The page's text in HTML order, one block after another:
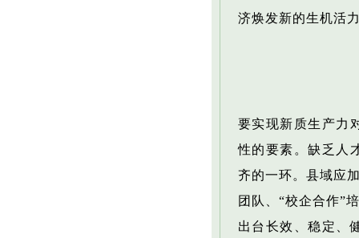
济焕发新的生机活
要实现新质生产力
性的要素。缺乏人
齐的一环。县域应
团队、“校企合作”
出台长效、稳定、